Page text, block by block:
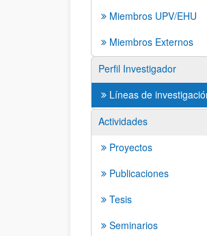
Miembros UPV/EHU
Miembros Externos
Perfil Investigador
Líneas de
Actividades
Proyectos
Publicaciones
Tesis
Seminarios